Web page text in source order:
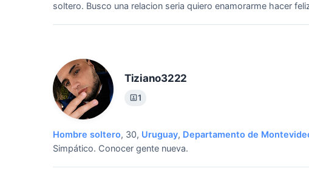
soltero. Busco una relacion seria quiero enamorarme hacer
Tiziano3222
1
Hombre soltero, 30, Uruguay, Departamento de
Simpático. Conocer gente nueva.